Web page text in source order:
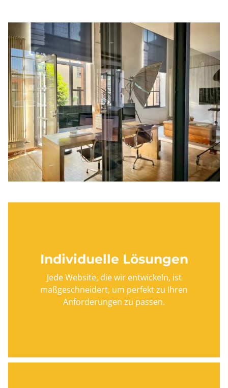
Individuelle Lösungen
Jede Website, die wir entwickeln, ist
maßgeschneidert, um perfekt zu Ihren
Anforderungen zu passen.